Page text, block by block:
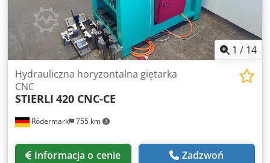
1 / 14
Rödermark 755 km
Hydrauliczna horyzontalna giętarka
CNC
STIERLI 420 CNC-CE
Informacja o cenie Zadzwoń